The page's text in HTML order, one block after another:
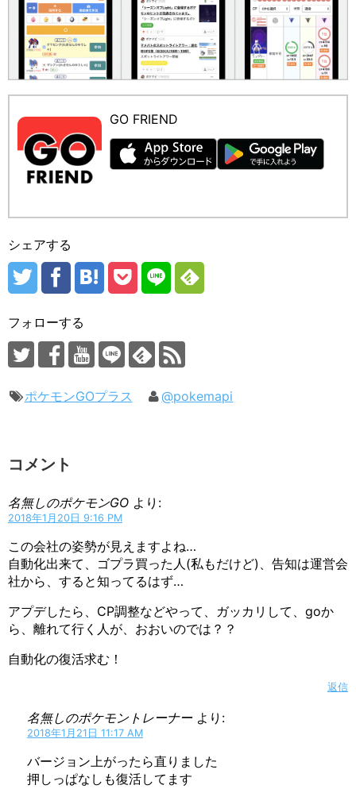
GO FRIEND
シェアする
フォローする
ポケモンGOプラス @pokemapi
コメント
名無しのポケモンGO より:
2018年1月20日 9:16 PM
この会社の姿勢が見えますよね…
自動化出来て、ゴプラ買った人(私もだけど)、告知は運営会
社から、すると知ってるはず…
アプデしたら、CP調整などやって、ガッカリして、goか
ら、離れて行く人が、おおいのでは？？
自動化の復活求む！
返信
名無しのポケモントレーナー より:
2018年1月21日 11:17 AM
バージョン上がったら直りました
押しっぱなしも復活してます